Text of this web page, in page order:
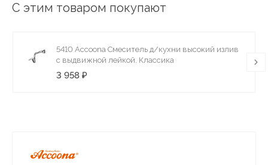
С этим товаром покупают
5410 Аccoona Смеситель д/кухни высокий излив
с выдвижной лейкой. Классика
3 958 ₽